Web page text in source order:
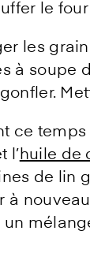
le four
les
à soupe
gonfler.
ce
l’ huile de
de lin
à nouveau
un